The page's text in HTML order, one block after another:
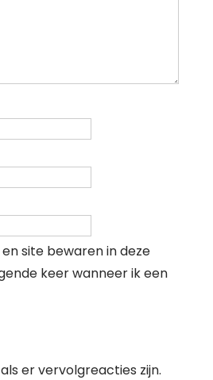
site bewaren in deze
keer wanneer ik een
er vervolgreacties zijn.